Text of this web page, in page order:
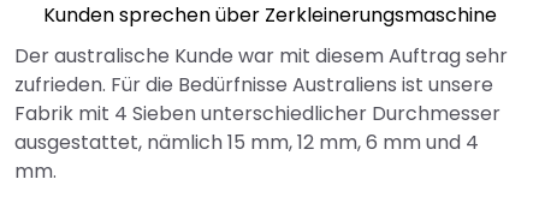
Kunden sprechen über Zerkleinerungsmaschine
Der australische Kunde war mit diesem Auftrag sehr
zufrieden. Für die Bedürfnisse Australiens ist unsere
Fabrik mit 4 Sieben unterschiedlicher Durchmesser
ausgestattet, nämlich 15 mm, 12 mm, 6 mm und 4
mm.